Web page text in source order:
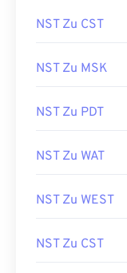
NST Zu CST
NST Zu MSK
NST Zu PDT
NST Zu WAT
NST Zu WEST
NST Zu CST